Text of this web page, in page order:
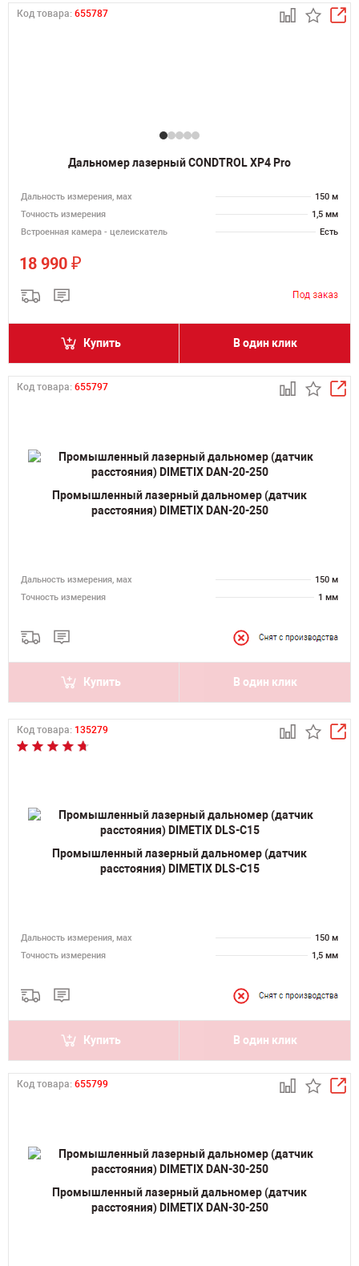
Код товара: 655787
Дальномер лазерный CONDTROL XP4 Pro
Дальность измерения, мах
150 м
Точность измерения
1,5 мм
Встроенная камера - целеискатель
Есть
18 990 ₽
Купить В один клик
Код товара: 655797
Промышленный лазерный дальномер (датчик
расстояния) DIMETIX DAN-20-250
Дальность измерения, мах
150 м
Точность измерения
1 мм
Купить В один клик
Код товара: 135279
Промышленный лазерный дальномер (датчик
расстояния) DIMETIX DLS-C15
Дальность измерения, мах
150 м
Точность измерения
1,5 мм
Купить В один клик
Код товара: 655799
Промышленный лазерный дальномер (датчик
расстояния) DIMETIX DAN-30-250